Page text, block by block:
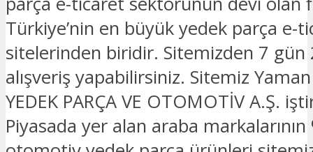
Türkiye’nin en büyük yedek parça e-
sitelerinden biridir. Sitemizden 7 gün
alışveriş yapabilirsiniz. Sitemiz
YEDEK PARÇA VE OTOMOTİV A.Ş.
Piyasada yer alan araba markalarının